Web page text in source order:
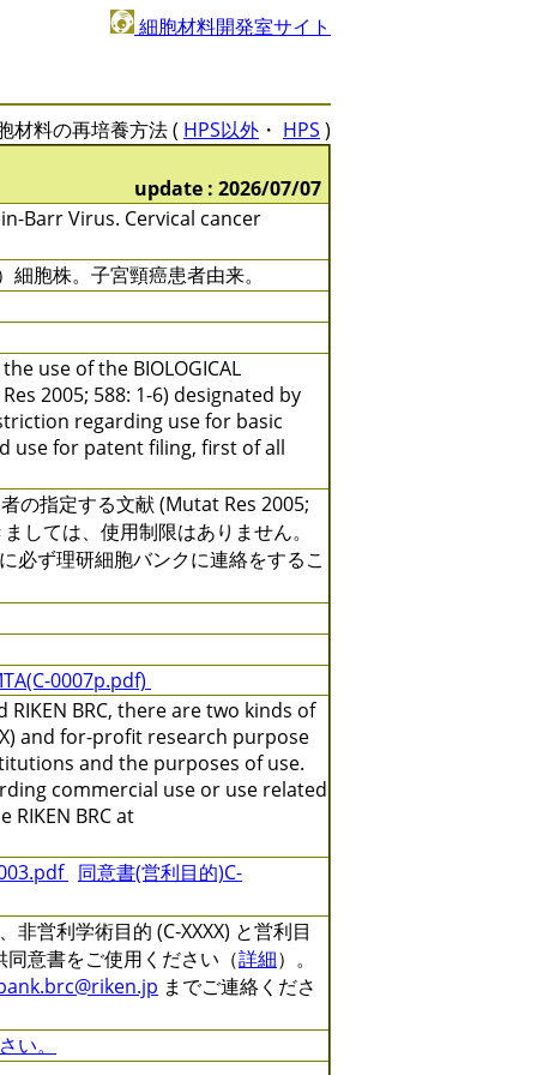
細胞材料開発室サイト
材料の再培養方法 ( HPS以外 ・ HPS )
update : 2026/07/07
Barr Virus. Cervical cancer
胞株。子宮頸癌患者由来。
use of the BIOLOGICAL
2005; 588: 1-6) designated by
regarding use for basic
use for patent filing, first of all
の指定する文献 (Mutat Res 2005;
しては、使用制限はありません。
必ず理研細胞バンクに連絡をするこ
0007p.pdf)
BRC, there are two kinds of
and for-profit research purpose
and the purposes of use.
commercial use or use related
BRC at
同意書(営利目的)C-
営利学術目的 (C-XXXX) と営利目
同意書をご使用ください（詳細）。
までご連絡くださ
い。